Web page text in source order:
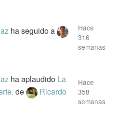
ha seguido a
Hace
316
semanas
ha aplaudido La
de
Ricardo
Hace
358
semanas